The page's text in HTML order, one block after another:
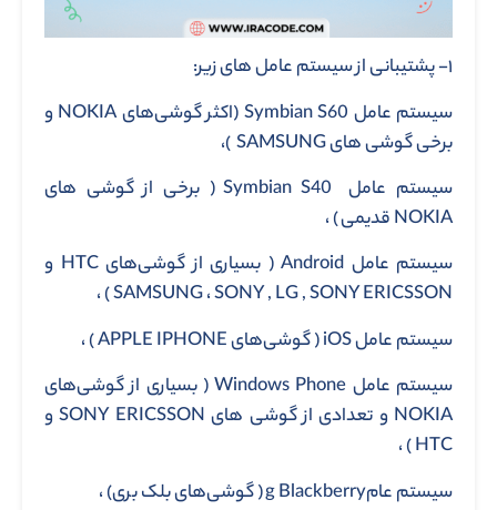
۱- پشتیبانی از سیستم عامل های زیر:
سیستم عامل Symbian S60 (اکثر گوشی‌های NOKIA و
برخی گوشی های SAMSUNG )،
سیستم عامل Symbian S40 ( برخی از گوشی های
NOKIA قدیمی ) ،
سیستم عامل Android ( بسیاری از گوشی‌های HTC و
SAMSUNG ، SONY , LG , SONY ERICSSON ) ،
سیستم عامل iOS ( گوشی‌های APPLE IPHONE ) ،
سیستم عامل Windows Phone ( بسیاری از گوشی‌های
NOKIA و تعدادی از گوشی های SONY ERICSSON و
HTC ) ،
سیستم عامg Blackberry ( گوشی‌های بلک بری) ،